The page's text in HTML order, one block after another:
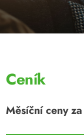
Ceník
Měsíční ceny